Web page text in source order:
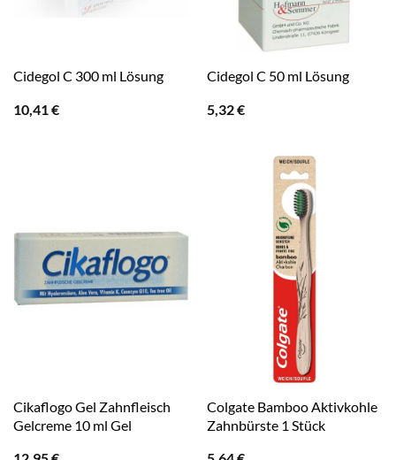
Cidegol C 300 ml Lösung
10,41 €
Cidegol C 50 ml Lösung
5,32€
Cikaflogo Gel Zahnfleisch
Gelcreme 10 ml Gel
Colgate Bamboo Aktivkohle
Zahnbürste 1 Stück